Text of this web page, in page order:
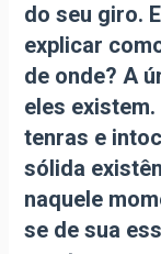
do seu giro.
explicar
de onde? A
eles
tenras e
sólida
naquele
se de sua